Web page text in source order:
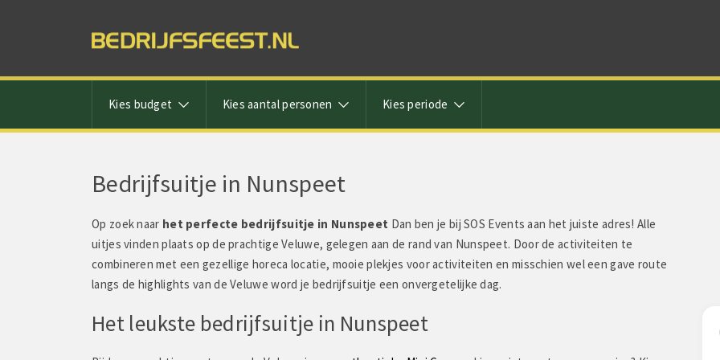
Kies budget Kies aantal personen Kies periode
Bedrijfsuitje in Nunspeet
Op zoek naar het perfecte bedrijfsuitje in Nunspeet Dan ben je bij SOS Events aan het juiste adres! Alle
uitjes vinden plaats op de prachtige Veluwe, gelegen aan de rand van Nunspeet. Door de activiteiten te
combineren met een gezellige horeca locatie, mooie plekjes voor activiteiten en misschien wel een gave route
langs de highlights van de Veluwe word je bedrijfsuitje een onvergetelijke dag.
Het leukste bedrijfsuitje in Nunspeet
Superkeukens zegt: